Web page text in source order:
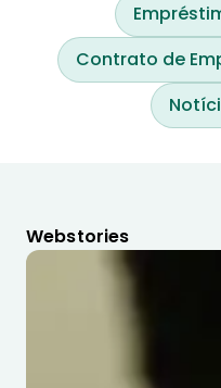
Contrato de
Webstories